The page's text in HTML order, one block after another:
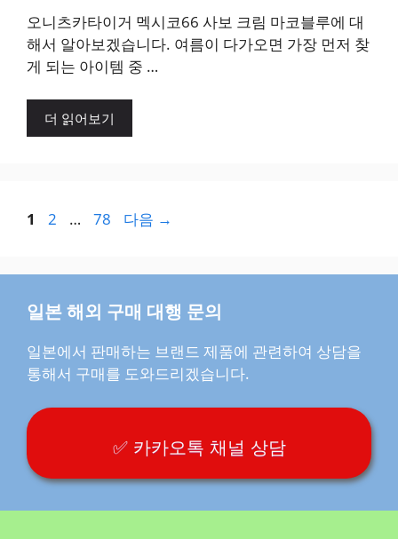
오니츠카타이거 멕시코66 사보 크림 마코블루에 대
해서 알아보겠습니다. 여름이 다가오면 가장 먼저 찾
게 되는 아이템 중 …
더 읽어보기
페
1
페
2 …
페
78 다음 →
일본 해외 구매 대행 문의
일본에서 판매하는 브랜드 제품에 관련하여 상담을
통해서 구매를 도와드리겠습니다.
✅ 카카오톡 채널 상담